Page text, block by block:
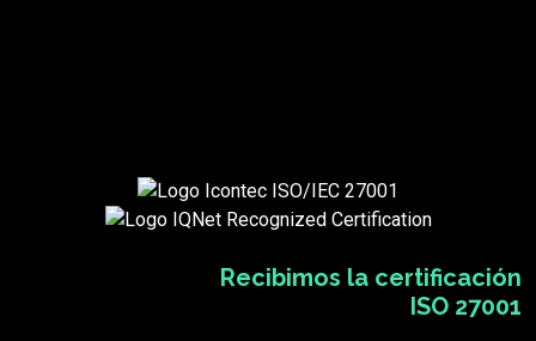
Recibimos la certificación
ISO 27001